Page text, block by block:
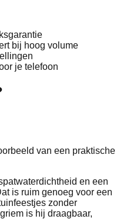
bij hoog volume
je telefoon
van een praktische
en een
is ruim genoeg voor een
zonder
is hij draagbaar,